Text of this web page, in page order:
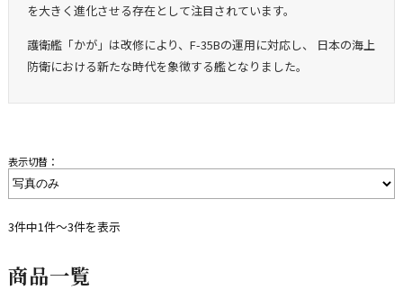
を大きく進化させる存在として注目されています。
護衛艦「かが」は改修により、F-35Bの運用に対応し、 日本の海上
防衛における新たな時代を象徴する艦となりました。
表示切替：
3件中1件～3件を表示
商品一覧